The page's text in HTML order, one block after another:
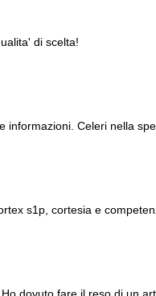
di scelta!
informazioni. Celeri nella
s1p, cortesia e